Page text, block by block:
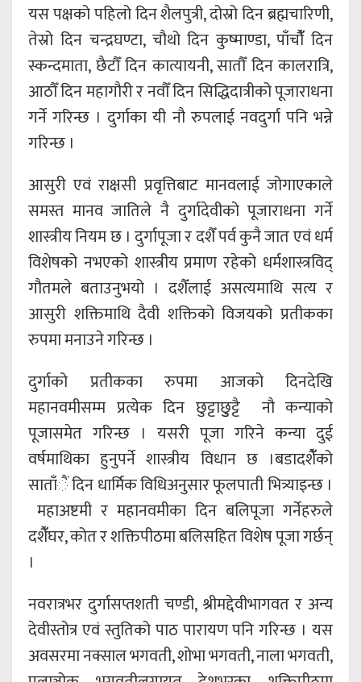
यस पक्षको पहिलो दिन शैलपुत्री, दोस्रो दिन ब्रह्मचारिणी,
तेस्रो दिन चन्द्रघण्टा, चौथो दिन कुष्माण्डा, पाँचौंँ दिन
स्कन्दमाता, छैटौँ दिन कात्यायनी, सातौँ दिन कालरात्रि,
आठौँ दिन महागौरी र नवौँ दिन सिद्धिदात्रीको पूजाराधना
गर्ने गरिन्छ । दुर्गाका यी नौ रुपलाई नवदुर्गा पनि भन्ने
गरिन्छ ।
आसुरी एवं राक्षसी प्रवृत्तिबाट मानवलाई जोगाएकाले
समस्त मानव जातिले नै दुर्गादेवीको पूजाराधना गर्ने
शास्त्रीय नियम छ । दुर्गापूजा र दशैँ पर्व कुनै जात एवं धर्म
विशेषको नभएको शास्त्रीय प्रमाण रहेको धर्मशास्त्रविद्
गौतमले बताउनुभयो । दशैँलाई असत्यमाथि सत्य र
आसुरी शक्तिमाथि दैवी शक्तिको विजयको प्रतीकका
रुपमा मनाउने गरिन्छ ।
दुर्गाको प्रतीकका रुपमा आजको दिनदेखि
महानवमीसम्म प्रत्येक दिन छुट्टाछुुट्टै नौ कन्याको
पूजासमेत गरिन्छ । यसरी पूजा गरिने कन्या दुई
वर्षमाथिका हुनुपर्ने शास्त्रीय विधान छ ।​बडादशैंँको
साताँैं दिन धार्मिक विधिअनुसार फूलपाती भित्र्याइन्छ ।
महाअष्टमी र महानवमीका दिन बलिपूजा गर्नेहरुले
दशैंँघर, कोत र शक्तिपीठमा बलिसहित विशेष पूजा गर्छन्
।
नवरात्रभर दुर्गासप्तशती चण्डी, श्रीमद्देवीभागवत र अन्य
देवीस्तोत्र एवं स्तुतिको पाठ पारायण पनि गरिन्छ । यस
अवसरमा नक्साल भगवती, शोभा भगवती, नाला भगवती,